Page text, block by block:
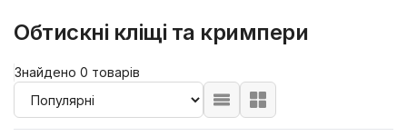
Обтискні кліщі та кримпери
Знайдено 0 товарів